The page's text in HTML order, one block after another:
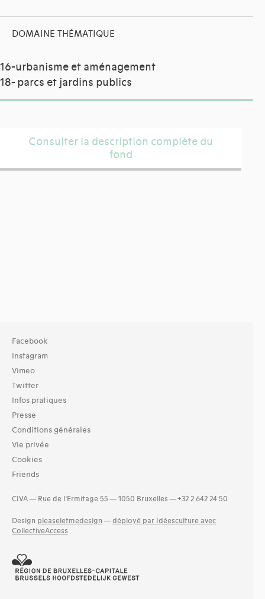
DOMAINE THÉMATIQUE
16-urbanisme et aménagement
18- parcs et jardins publics
Consulter la description complète du
fond
Facebook
Instagram
Vimeo
Twitter
Infos pratiques
Presse
Conditions générales
Vie privée
Cookies
Friends
CIVA — Rue de l’Ermitage 55 — 1050 Bruxelles — +32 2 642 24 50
Design pleaseletmedesign — déployé par Idéesculture avec
CollectiveAccess